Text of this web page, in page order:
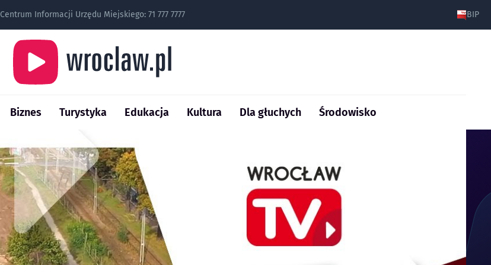
Centrum Informacji Urzędu Miejskiego: 71 777 7777 BIP
Biznes Turystyka Edukacja Kultura Dla głuchych Środowisko